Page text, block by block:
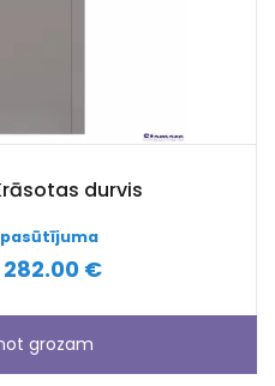
durvis
pasūtījuma
282.00 €
grozam